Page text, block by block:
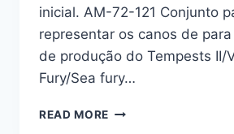
inicial. AM-72-121 Conjunto
representar os canos de
de produção do Tempests II/
Fury/Sea fury…
READ MORE ACESSRIOS